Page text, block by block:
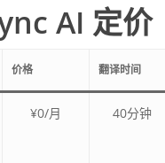
AI 定价
价格 翻译时间
¥0/月 40分钟